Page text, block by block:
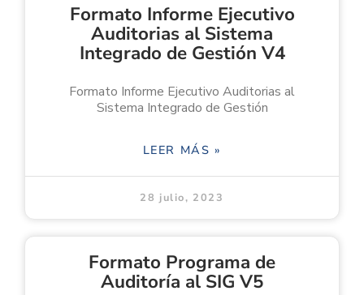
Formato Informe Ejecutivo
Auditorias al Sistema
Integrado de Gestión V4
Formato Informe Ejecutivo Auditorias al
Sistema Integrado de Gestión
LEER MÁS »
28 julio, 2023
Formato Programa de
Auditoría al SIG V5